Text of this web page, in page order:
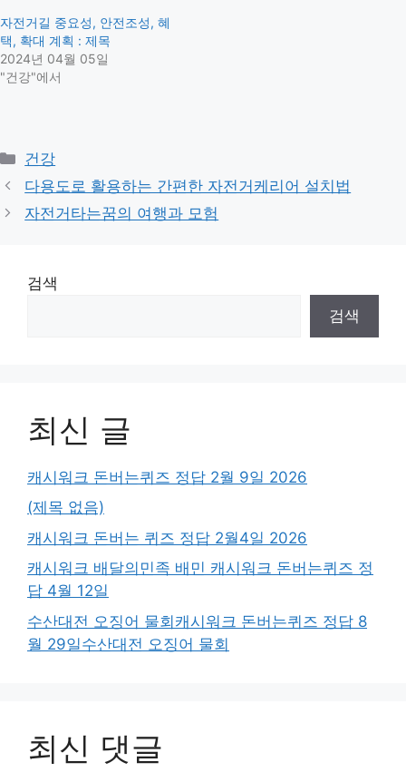
자전거길 중요성, 안전조성, 혜
택, 확대 계획 : 제목
2024년 04월 05일
"건강"에서
Categories
건강
다용도로 활용하는 간편한 자전거케리어 설치법
자전거타는꿈의 여행과 모험
검색
검색
최신 글
캐시워크 돈버는퀴즈 정답 2월 9일 2026
(제목 없음)
캐시워크 돈버는 퀴즈 정답 2월4일 2026
캐시워크 배달의민족 배민 캐시워크 돈버는퀴즈 정
답 4월 12일
수산대전 오징어 물회캐시워크 돈버는퀴즈 정답 8
월 29일수산대전 오징어 물회
최신 댓글